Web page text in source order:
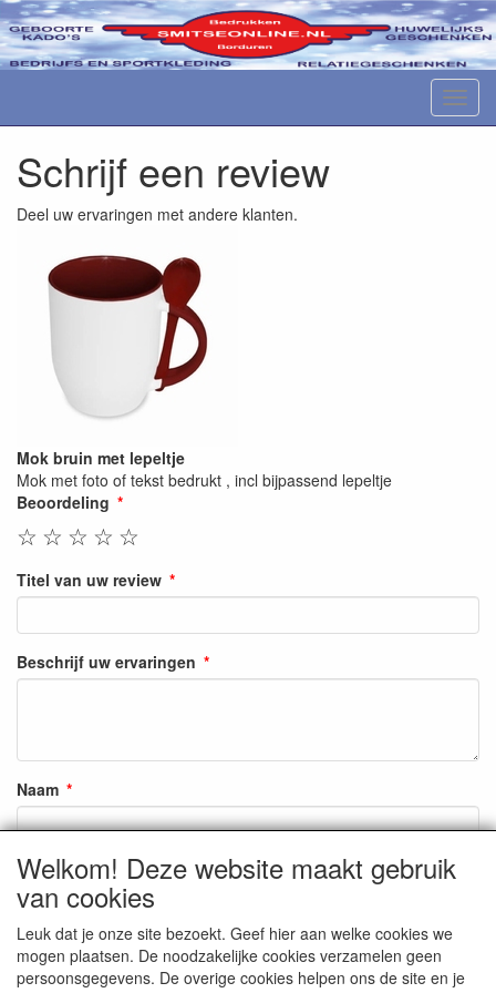
M
e
Schrijf een review
Deel uw ervaringen met andere klanten.
Mok bruin met lepeltje
Mok met foto of tekst bedrukt , incl bijpassend lepeltje
Beoordeling
☆
☆
☆
☆
☆
Titel van uw review
Beschrijf uw ervaringen
Naam
Zoals op onze site weergegeven
E-mail
Zal niet weergegeven worden
Welkom! Deze website maakt gebruik
van cookies
Leuk dat je onze site bezoekt. Geef hier aan welke cookies we
mogen plaatsen. De noodzakelijke cookies verzamelen geen
persoonsgegevens. De overige cookies helpen ons de site en je